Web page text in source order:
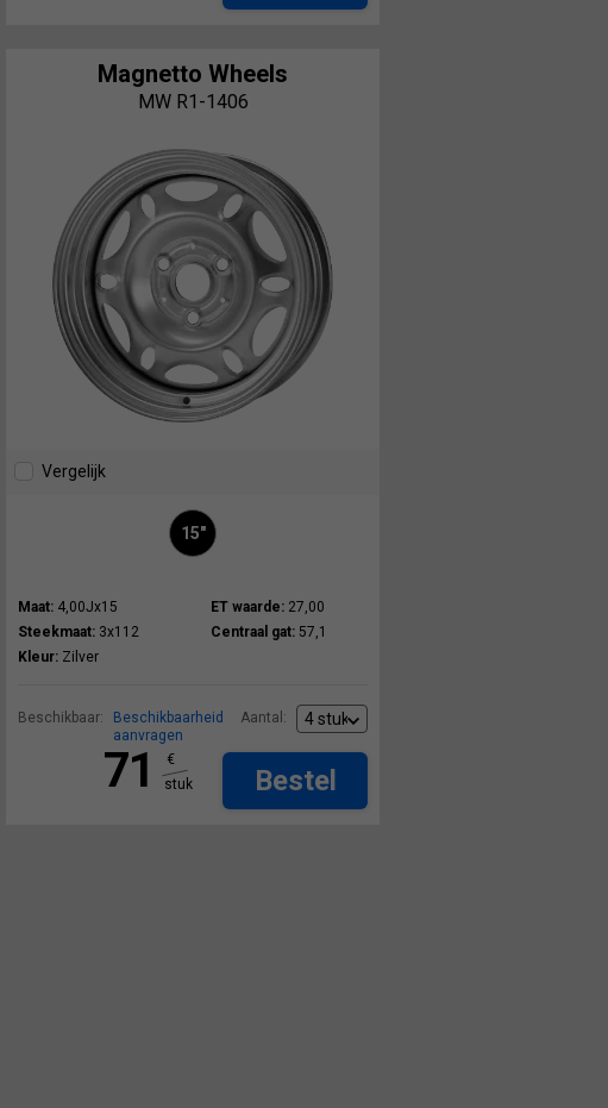
Magnetto Wheels
MW R1-1406
Vergelijk
15"
Maat: 4,00Jx15 ET waarde: 27,00
Steekmaat: 3x112 Centraal gat: 57,1
Kleur: Zilver
Beschikbaar:
Beschikbaarheid
aanvragen
Aantal:
71
€
stuk
Bestel